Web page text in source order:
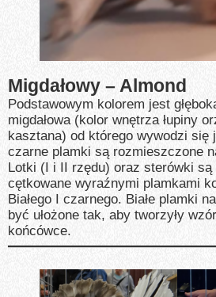
Migdałowy – Almond
Podstawowym kolorem jest
migdałowa (kolor wnętrza łupiny
kasztana) od którego wywodzi się
czarne plamki są rozmieszczone
Lotki (I i II rzędu) oraz sterówki są
cętkowane wyraźnymi plamkami
Białego I czarnego. Białe plamki
być ułożone tak, aby tworzyły
końcówce.